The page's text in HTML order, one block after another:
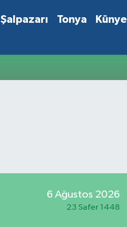
Şalpazarı Tonya Künye
6 Ağustos 2026
23 Safer 1448